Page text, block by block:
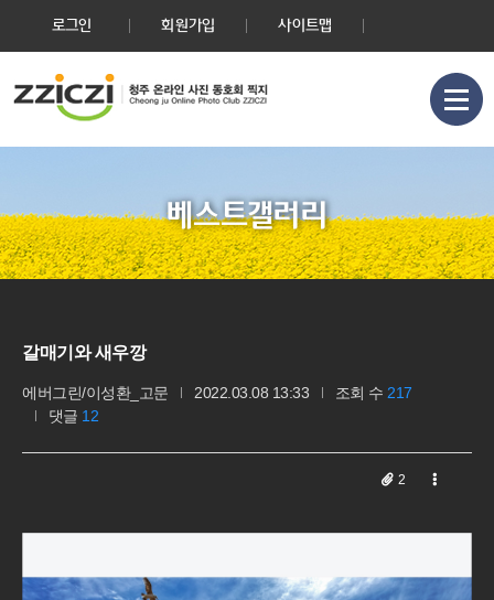
로그인 회원가입 사이트맵
베스트갤러리
갈매기와 새우깡
에버그린/이성환_고문 2022.03.08 13:33 조회 수 217
댓글 12
2